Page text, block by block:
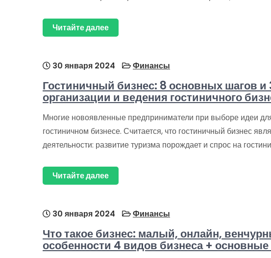
Читайте далее
30 января 2024 Финансы
Гостиничный бизнес: 8 основных шагов
организации и ведения гостиничного
Многие новоявленные предприниматели при выборе идеи
гостиничном бизнесе. Считается, что гостиничный бизнес
деятельности: развитие туризма порождает и спрос на
Читайте далее
30 января 2024 Финансы
Что такое бизнес: малый, онлайн,
особенности 4 видов бизнеса + основные